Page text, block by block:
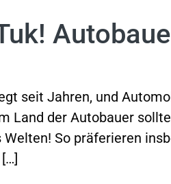
seit Jahren, und
Land der Autobauer
So präferieren